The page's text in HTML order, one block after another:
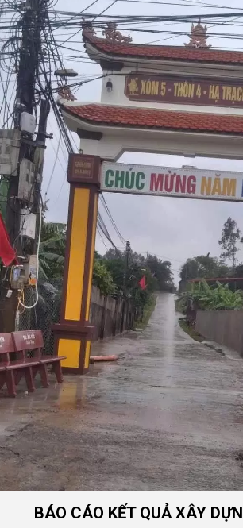
BÁO CÁO KẾT QUẢ XÂY